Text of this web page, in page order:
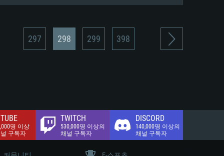
297 298 299 398
명 이상
구독자
TWITCH
530,000명 이상의
채널 구독자
DISCORD
140,000명 이상의
채널 구독자